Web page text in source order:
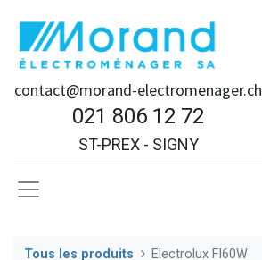
contact@morand-electromenager.ch
021 806 12 72
ST-PREX - SIGNY
Tous les produits Electrolux FI60W